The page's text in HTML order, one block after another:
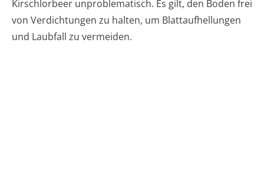
Kirschlorbeer unproblematisch. Es gilt, den Boden frei
von Verdichtungen zu halten, um Blattaufhellungen
und Laubfall zu vermeiden.